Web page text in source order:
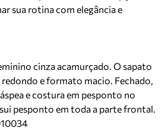
sua rotina com elegância e
cinza acamurçado. O sapato
e formato macio. Fechado,
e costura em pesponto no
pesponto em toda a parte frontal.